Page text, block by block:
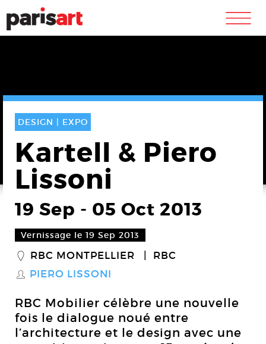
m
DESIGN | EXPO
Kartell & Piero
Lissoni
19 Sep - 05 Oct 2013
Vernissage le 19 Sep 2013
_ RBC MONTPELLIER RBC
S PIERO LISSONI
RBC Mobilier célèbre une nouvelle
fois le dialogue noué entre
l’architecture et le design avec une